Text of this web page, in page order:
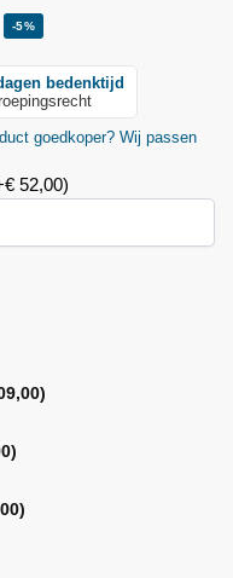
-5%
bedenktijd
goedkoper? Wij passen
€ 52,00)
)
)
)